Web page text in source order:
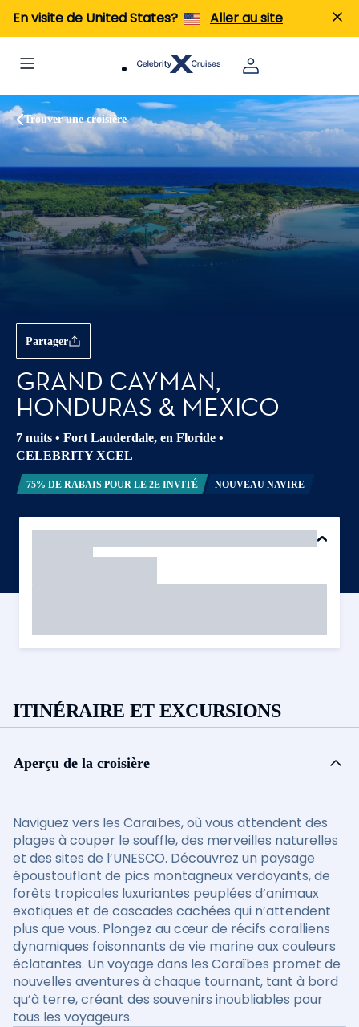
En visite de United States? Aller au site
Trouver une croisière
Partager
GRAND CAYMAN,
HONDURAS & MEXICO
7 nuits • Fort Lauderdale, en Floride •
CELEBRITY XCEL
75% DE RABAIS POUR LE 2E INVITÉ NOUVEAU NAVIRE
ITINÉRAIRE ET EXCURSIONS
Aperçu de la croisière
Naviguez vers les Caraïbes, où vous attendent des
plages à couper le souffle, des merveilles naturelles
et des sites de l’UNESCO. Découvrez un paysage
époustouflant de pics montagneux verdoyants, de
forêts tropicales luxuriantes peuplées d’animaux
exotiques et de cascades cachées qui n’attendent
plus que vous. Plongez au cœur de récifs coralliens
dynamiques foisonnants de vie marine aux couleurs
éclatantes. Un voyage dans les Caraïbes promet de
nouvelles aventures à chaque tournant, tant à bord
qu’à terre, créant des souvenirs inoubliables pour
tous les voyageurs.